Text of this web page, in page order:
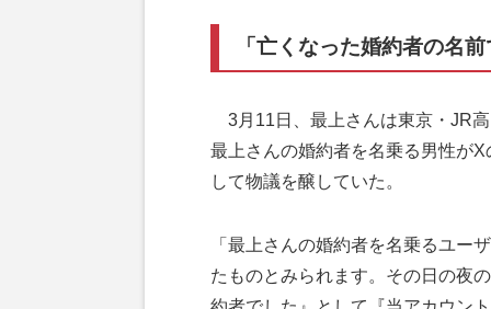
「亡くなった婚約者の名
3月11日、最上さんは東京・JR
最上さんの婚約者を名乗る男性が
して物議を醸していた。
「最上さんの婚約者を名乗るユー
たものとみられます。その日の夜